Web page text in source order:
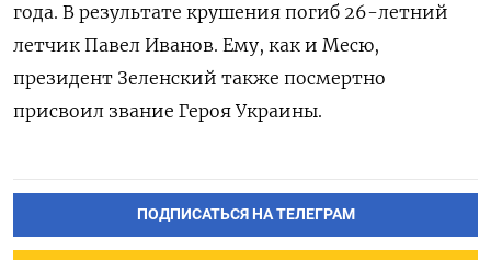
года. В результате крушения погиб 26-летний
летчик Павел Иванов. Ему, как и Месю,
президент Зеленский также посмертно
присвоил звание Героя Украины.
ПОДПИСАТЬСЯ НА ТЕЛЕГРАМ